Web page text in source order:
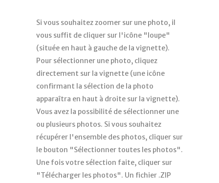
Si vous souhaitez zoomer sur une photo, il
vous suffit de cliquer sur l'icône "loupe"
(située en haut à gauche de la vignette).
Pour sélectionner une photo, cliquez
directement sur la vignette (une icône
confirmant la sélection de la photo
apparaîtra en haut à droite sur la vignette).
Vous avez la possibilité de sélectionner une
ou plusieurs photos. Si vous souhaitez
récupérer l'ensemble des photos, cliquer sur
le bouton "Sélectionner toutes les photos".
Une fois votre sélection faite, cliquer sur
"Télécharger les photos". Un fichier .ZIP